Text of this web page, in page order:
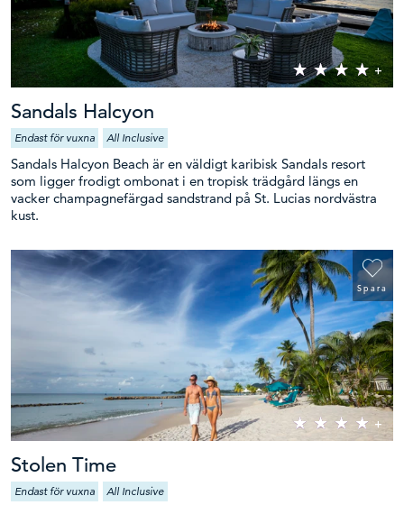
Sandals Halcyon
Endast för vuxna All Inclusive
Sandals Halcyon Beach är en väldigt karibisk Sandals resort
som ligger frodigt ombonat i en tropisk trädgård längs en
vacker champagnefärgad sandstrand på St. Lucias nordvästra
kust.
Spara
Stolen Time
Endast för vuxna All Inclusive